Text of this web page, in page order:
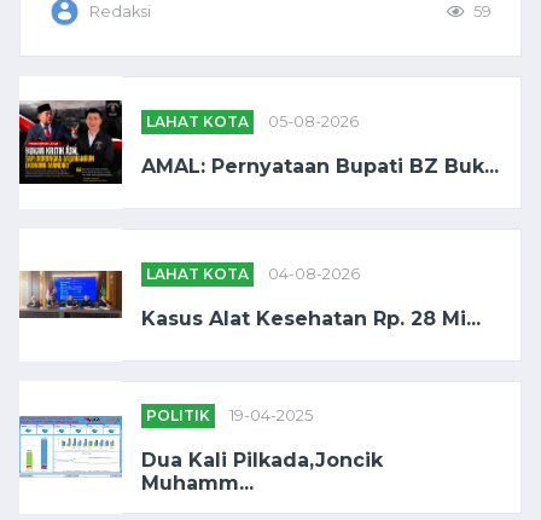
Redaksi 59
LAHAT KOTA 05-08-2026
AMAL: Pernyataan Bupati BZ Buk...
LAHAT KOTA 04-08-2026
Kasus Alat Kesehatan Rp. 28 Mi...
POLITIK 19-04-2025
Dua Kali Pilkada,Joncik
Muhamm...